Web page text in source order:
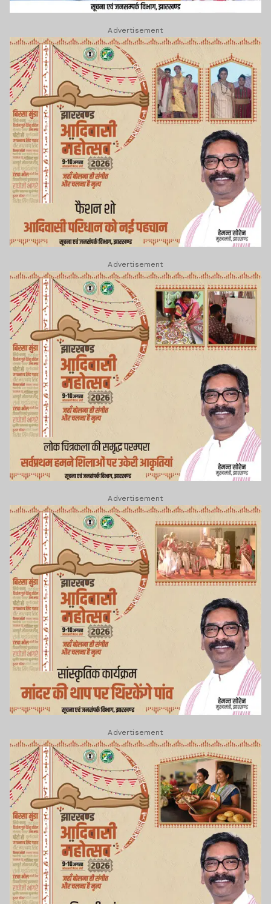
Advertisement
Advertisement
Advertisement
Advertisement